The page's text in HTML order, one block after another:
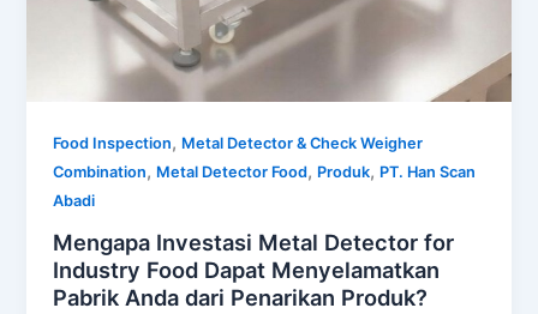
Food Inspection, Metal Detector & Check Weigher
Combination, Metal Detector Food, Produk, PT. Han Scan
Abadi
Mengapa Investasi Metal Detector for
Industry Food Dapat Menyelamatkan
Pabrik Anda dari Penarikan Produk?